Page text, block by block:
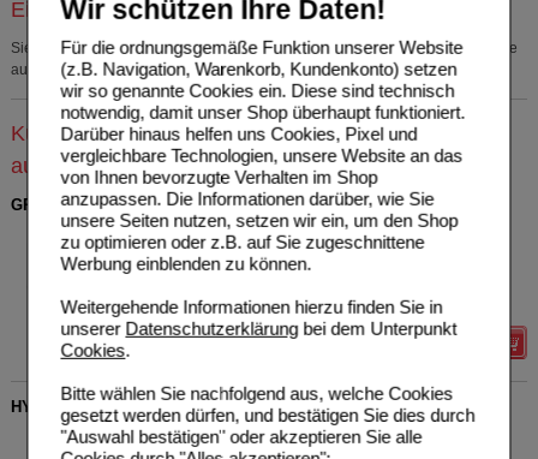
Wir schützen Ihre Daten!
Für die ordnungsgemäße Funktion unserer Website
(z.B. Navigation, Warenkorb, Kundenkonto) setzen
wir so genannte Cookies ein. Diese sind technisch
notwendig, damit unser Shop überhaupt funktioniert.
Darüber hinaus helfen uns Cookies, Pixel und
vergleichbare Technologien, unsere Website an das
von Ihnen bevorzugte Verhalten im Shop
anzupassen. Die Informationen darüber, wie Sie
unsere Seiten nutzen, setzen wir ein, um den Shop
zu optimieren oder z.B. auf Sie zugeschnittene
Werbung einblenden zu können.
Weitergehende Informationen hierzu finden Sie in
unserer Datenschutzerklärungbei dem Unterpunkt
Cookies.
Bitte wählen Sie nachfolgend aus, welche Cookies
gesetzt werden dürfen, und bestätigen Sie dies durch
"Auswahl bestätigen" oder akzeptieren Sie alle
Einkaufsliste auswählen
Sie müssen sich anmelden um den ausgewählten Artikel in eine Einkaufsliste
aufzunehmen.
Kunden, die dieses Produkt gekauft haben, kauften
auch
GRÜNLIPPMUSCHEL 500 mg hochdosiert Kapseln
Vitamaze GmbH
15300305
300
Sie sparen
HYSAN Schnupfenspray
URSAPHARM Arzneimittel
GmbH
AVP***